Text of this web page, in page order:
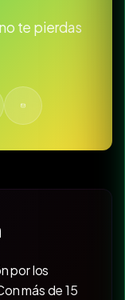
te pierdas
por los
más de 15